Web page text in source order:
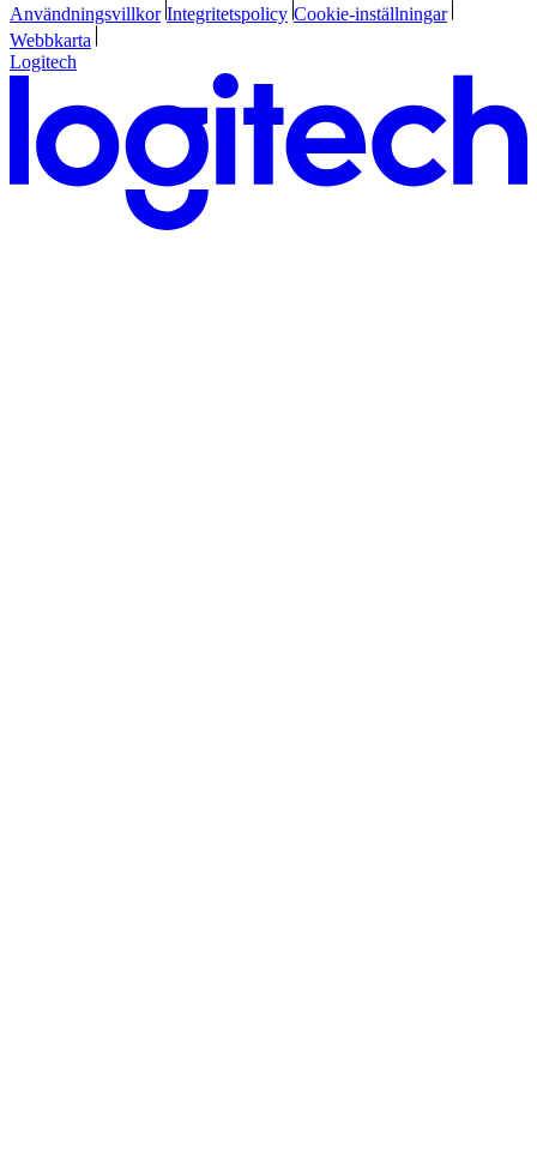
Användningsvillkor Integritetspolicy Cookie-inställningar
Webbkarta
Logitech